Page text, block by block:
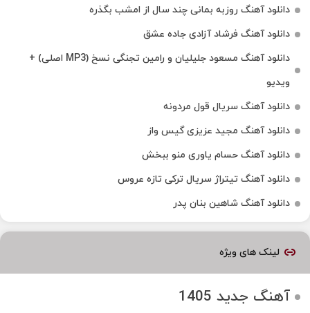
دانلود آهنگ روزبه بمانی چند سال از امشب بگذره
دانلود آهنگ فرشاد آزادی جاده عشق
دانلود آهنگ مسعود جلیلیان و رامین تجنگی نسخ (MP3 اصلی) +
ویدیو
دانلود آهنگ سریال قول مردونه
دانلود آهنگ مجید عزیزی گیس واز
دانلود آهنگ حسام یاوری منو ببخش
دانلود آهنگ تیتراژ سریال ترکی تازه عروس
دانلود آهنگ شاهین بنان پدر
لینک های ویژه
آهنگ جدید 1405